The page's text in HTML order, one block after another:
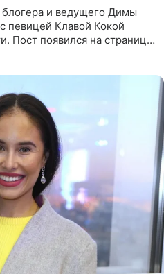
и ведущего Димы
певицей Клавой Кокой
Пост появился на странице